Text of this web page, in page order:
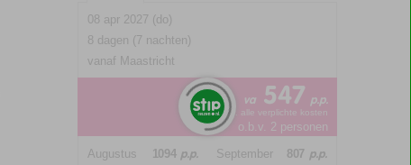
08 apr 2027 (do)
8 dagen (7 nachten)
vanaf Maastricht
va 547 p.p.
*incl. alle verplichte kosten
o.b.v. 2 personen
Augustus 1094 p.p. September 807 p.p.